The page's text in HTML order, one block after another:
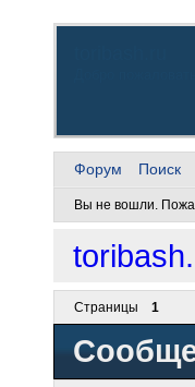
Форум Поиск
Вы не вошли.
Страницы 1